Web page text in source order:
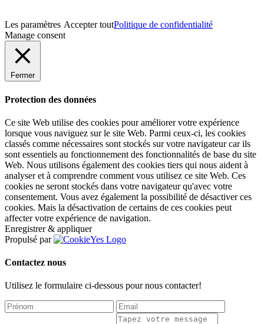
Les paramètres Accepter toutPolitique de confidentialité
Manage consent
Fermer
Protection des données
Ce site Web utilise des cookies pour améliorer votre expérience
lorsque vous naviguez sur le site Web. Parmi ceux-ci, les cookies
classés comme nécessaires sont stockés sur votre navigateur car ils
sont essentiels au fonctionnement des fonctionnalités de base du site
Web. Nous utilisons également des cookies tiers qui nous aident à
analyser et à comprendre comment vous utilisez ce site Web. Ces
cookies ne seront stockés dans votre navigateur qu'avec votre
consentement. Vous avez également la possibilité de désactiver ces
cookies. Mais la désactivation de certains de ces cookies peut
affecter votre expérience de navigation.
Enregistrer & appliquer
Propulsé par
Contactez nous
Utilisez le formulaire ci-dessous pour nous contacter!